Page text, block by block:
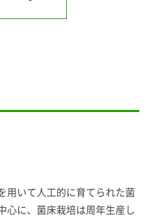
用いて人工的に育てられた菌
心に、菌床栽培は周年生産し